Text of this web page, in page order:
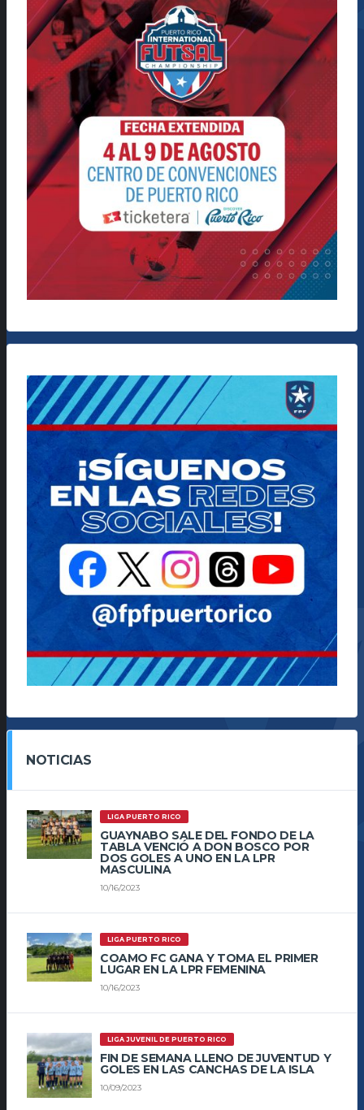
NOTICIAS
LIGA PUERTO RICO
GUAYNABO SALE DEL FONDO DE LA
TABLA VENCIÓ A DON BOSCO POR
DOS GOLES A UNO EN LA LPR
MASCULINA
10/16/2023
LIGA PUERTO RICO
COAMO FC GANA Y TOMA EL PRIMER
LUGAR EN LA LPR FEMENINA
10/16/2023
LIGA JUVENIL DE PUERTO RICO
FIN DE SEMANA LLENO DE JUVENTUD Y
GOLES EN LAS CANCHAS DE LA ISLA
10/09/2023